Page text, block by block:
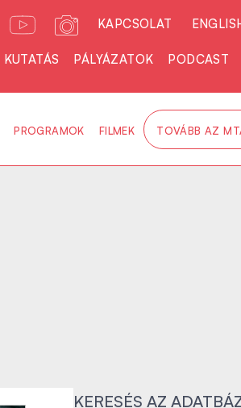
KAPCSOLAT
KUTATÁS PÁLYÁZATOK PODCAST
PROGRAMOK FILMEK TOVÁBB AZ
KERESÉS AZ